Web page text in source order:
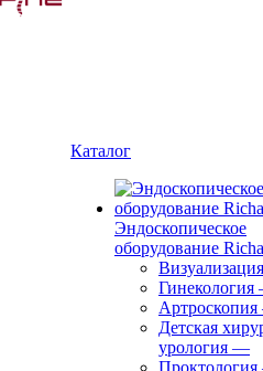
Каталог
Эндоскопическое
оборудование
Визуализация
Гинекология
Артроскопия
Детская
урология —
Проктология